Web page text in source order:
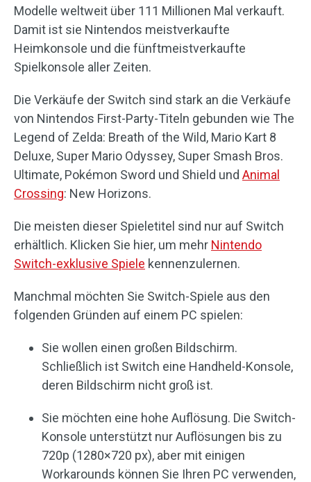
Modelle weltweit über 111 Millionen Mal verkauft.
Damit ist sie Nintendos meistverkaufte
Heimkonsole und die fünftmeistverkaufte
Spielkonsole aller Zeiten.
Die Verkäufe der Switch sind stark an die Verkäufe
von Nintendos First-Party-Titeln gebunden wie The
Legend of Zelda: Breath of the Wild, Mario Kart 8
Deluxe, Super Mario Odyssey, Super Smash Bros.
Ultimate, Pokémon Sword und Shield und Animal
Crossing: New Horizons.
Die meisten dieser Spieletitel sind nur auf Switch
erhältlich. Klicken Sie hier, um mehr Nintendo
Switch-exklusive Spiele kennenzulernen.
Manchmal möchten Sie Switch-Spiele aus den
folgenden Gründen auf einem PC spielen:
Sie wollen einen großen Bildschirm.
Schließlich ist Switch eine Handheld-Konsole,
deren Bildschirm nicht groß ist.
Sie möchten eine hohe Auflösung. Die Switch-
Konsole unterstützt nur Auflösungen bis zu
720p (1280×720 px), aber mit einigen
Workarounds können Sie Ihren PC verwenden,